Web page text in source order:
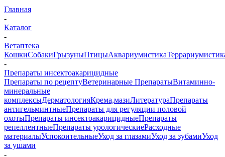
Главная
-
Каталог
-
Ветаптека
КошкиСобакиГрызуныПтицыАквариумистика
-
Препараты инсектоакарицидные
Препараты по рецептуВетеринарные ПрепаратыВитаминно-
минеральные
комплексыДерматологияКрема,мазиЛитератураПрепараты
антигельминтныеПрепараты для регуляции половой
охотыПрепараты инсектоакарицидныеПрепараты
репеллентныеПрепараты урологическиеРасходные
материалыУспокоительныеУход за глазамиУход за зубамиУход
за ушами
-